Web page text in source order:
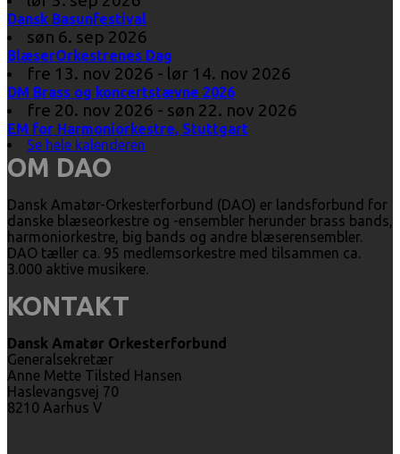
Dansk Basunfestival
søn 6. sep 2026
BlæserOrkestrenes Dag
fre 13. nov 2026 - lør 14. nov 2026
DM Brass og koncertstævne 2026
fre 20. nov 2026 - søn 22. nov 2026
EM for Harmoniorkestre, Stuttgart
Se hele kalenderen
OM DAO
Dansk Amatør-Orkesterforbund (DAO) er landsforbund for
danske blæseorkestre og -ensembler herunder brass bands,
harmoniorkestre, big bands og andre blæserensembler.
DAO tæller ca. 95 medlemsorkestre med tilsammen ca.
3.000 aktive musikere.
KONTAKT
Dansk Amatør Orkesterforbund
Generalsekretær
Anne Mette Tilsted Hansen
Haslevangsvej 70
8210 Aarhus V